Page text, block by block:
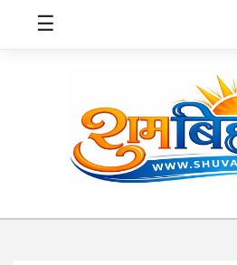
स्वास्थ्य
☰